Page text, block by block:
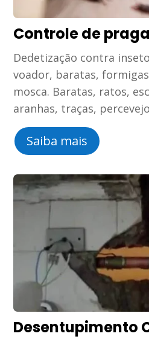
Controle de
Dedetização contra
voador, baratas,
mosca. Baratas, ratos,
aranhas, traças,
Saiba mais
Desentupimento